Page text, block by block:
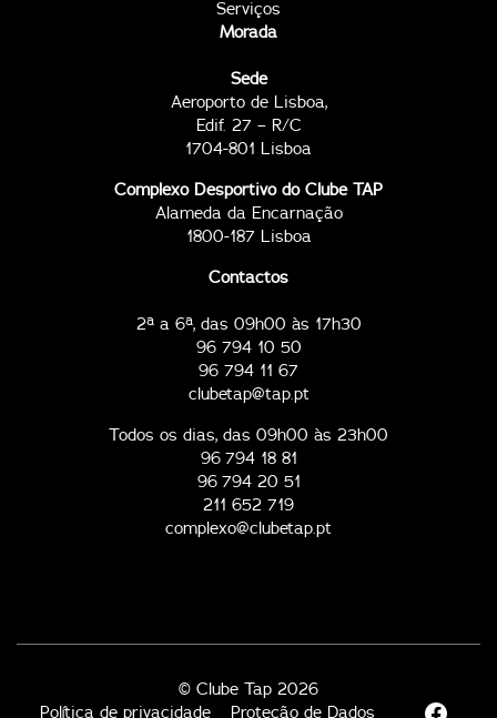
Serviços
Morada
Sede
Aeroporto de Lisboa,
Edif. 27 – R/C
1704-801 Lisboa
Complexo Desportivo do Clube TAP
Alameda da Encarnação
1800-187 Lisboa
Contactos
2ª a 6ª, das 09h00 às 17h30
96 794 10 50
96 794 11 67
clubetap@tap.pt
Todos os dias, das 09h00 às 23h00
96 794 18 81
96 794 20 51
211 652 719
complexo@clubetap.pt
© Clube Tap 2026
Política de privacidade
Proteção de Dados